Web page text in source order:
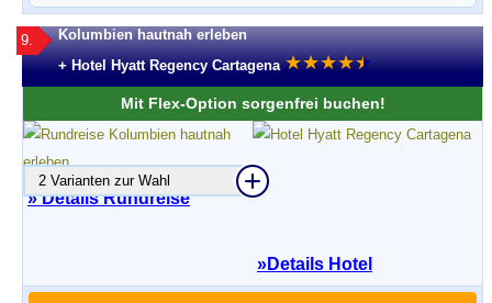
9.
Kolumbien hautnah erleben
+ Hotel Hyatt Regency Cartagena ★★★★★
★
Mit Flex-Option sorgenfrei buchen!
» Details Rundreise
2 Varianten zur Wahl
»Details Hotel